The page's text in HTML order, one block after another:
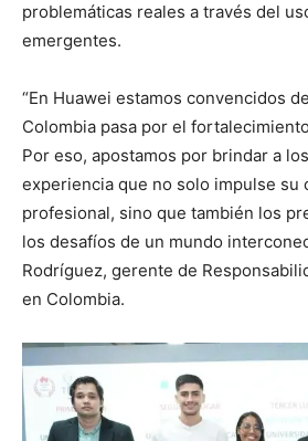
problemáticas reales a través del
emergentes.
“En Huawei estamos convencidos
Colombia pasa por el
Por eso, apostamos por brindar a
experiencia que no solo impulse su
profesional, sino que también los
los desafíos de un mundo
Rodríguez, gerente de
en Colombia.